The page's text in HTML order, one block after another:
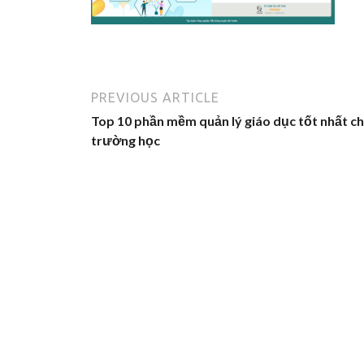
PREVIOUS ARTICLE
Top 10 phần mềm quản lý giáo dục tốt nhất
trường học